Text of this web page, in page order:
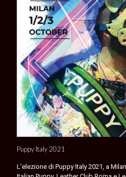
Puppy Italy 2021
L’elezione di Puppy Italy 2021, a